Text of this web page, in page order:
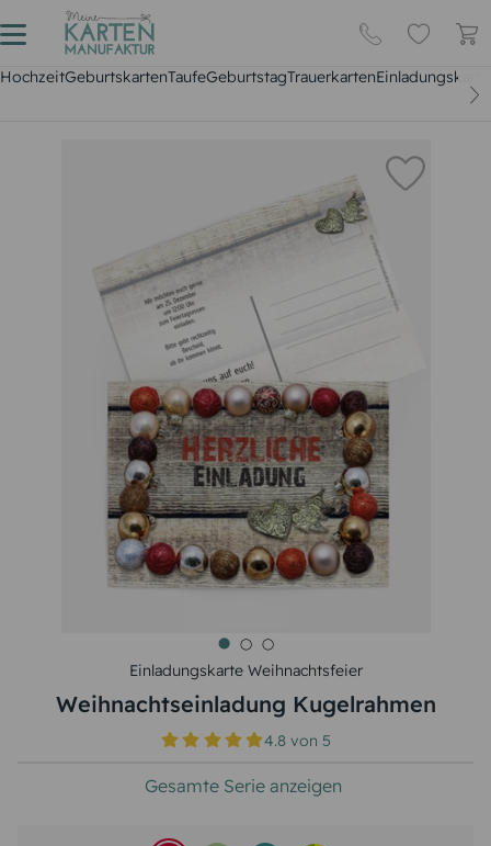
HochzeitGeburtskartenTaufeGeburtstagTrauerkarten
Einladungskarte Weihnachtsfeier
Weihnachtseinladung Kugelrahmen
4.8 von5
Gesamte Serie anzeigen